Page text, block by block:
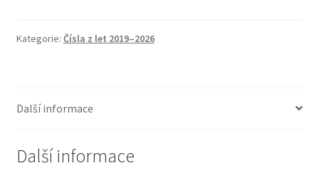
Kategorie: Čísla z let 2019–2026
Další informace
Další informace